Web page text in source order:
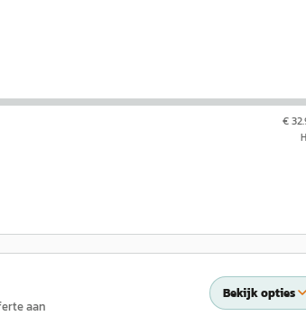
€
aan
Bekijk opties